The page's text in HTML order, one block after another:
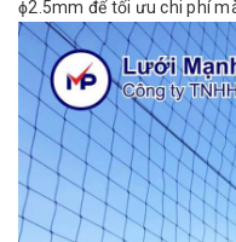
ϕ2.5mm để tối ưu chi phí